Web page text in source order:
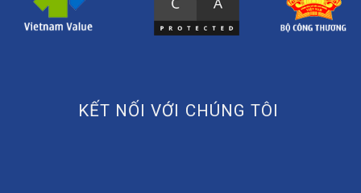
KẾT NỐI VỚI CHÚNG TÔI